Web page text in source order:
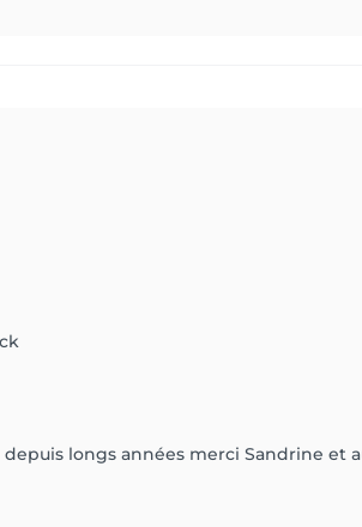
longs années merci Sandrine et